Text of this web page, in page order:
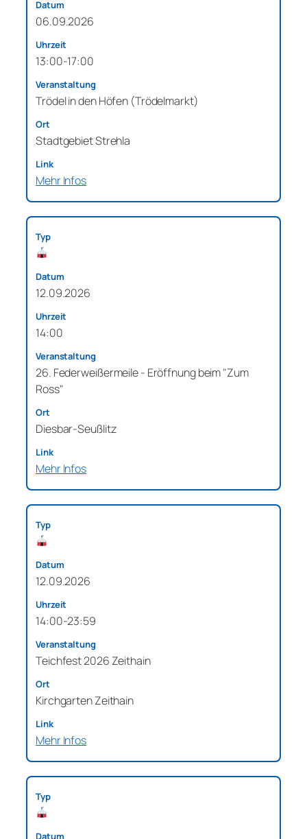
06.09.2026
13:00-17:00
Trödel in den Höfen (Trödelmarkt)
Stadtgebiet Strehla
Mehr Infos
12.09.2026
14:00
26. Federweißermeile - Eröffnung beim "Zum
Ross"
Diesbar-Seußlitz
Mehr Infos
12.09.2026
14:00-23:59
Teichfest 2026 Zeithain
Kirchgarten Zeithain
Mehr Infos